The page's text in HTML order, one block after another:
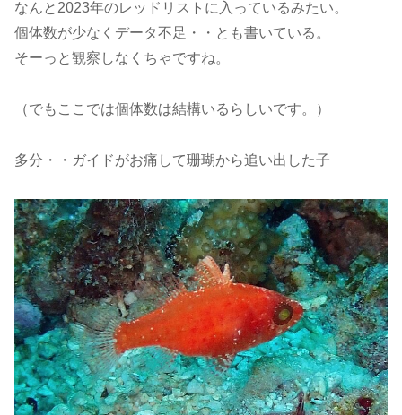
なんと2023年のレッドリストに入っているみたい。
個体数が少なくデータ不足・・とも書いている。
そーっと観察しなくちゃですね。
（でもここでは個体数は結構いるらしいです。）
多分・・ガイドがお痛して珊瑚から追い出した子